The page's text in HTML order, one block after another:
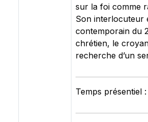
sur la foi comme
Son interlocuteur
contemporain du
chrétien, le
recherche d’un
Temps présentiel